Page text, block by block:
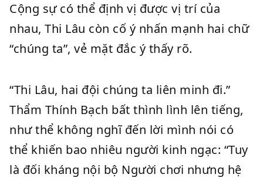
Cộng sự có thể định vị được vị trí của
nhau, Thi Lâu còn cố ý nhấn mạnh hai chữ
“chúng ta”, vẻ mặt đắc ý thấy rõ.
“Thi Lâu, hai đội chúng ta liên minh đi.”
Thẩm Thính Bạch bất thình lình lên tiếng,
như thể không nghĩ đến lời mình nói có
thể khiến bao nhiêu người kinh ngạc: “Tuy
là đối kháng nội bộ Người chơi nhưng hệ